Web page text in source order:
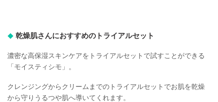
乾燥肌さんにおすすめのトライアルセット
濃密な高保湿スキンケアをトライアルセットで試すことができる
「モイスティシモ」。
クレンジングからクリームまでのトライアルセットでお肌を乾燥
から守りうるつや肌へ導いてくれます。